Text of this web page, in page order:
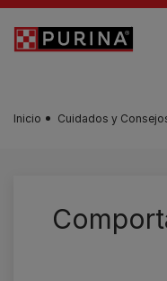
Skip to main content
Inicio Cuidados y